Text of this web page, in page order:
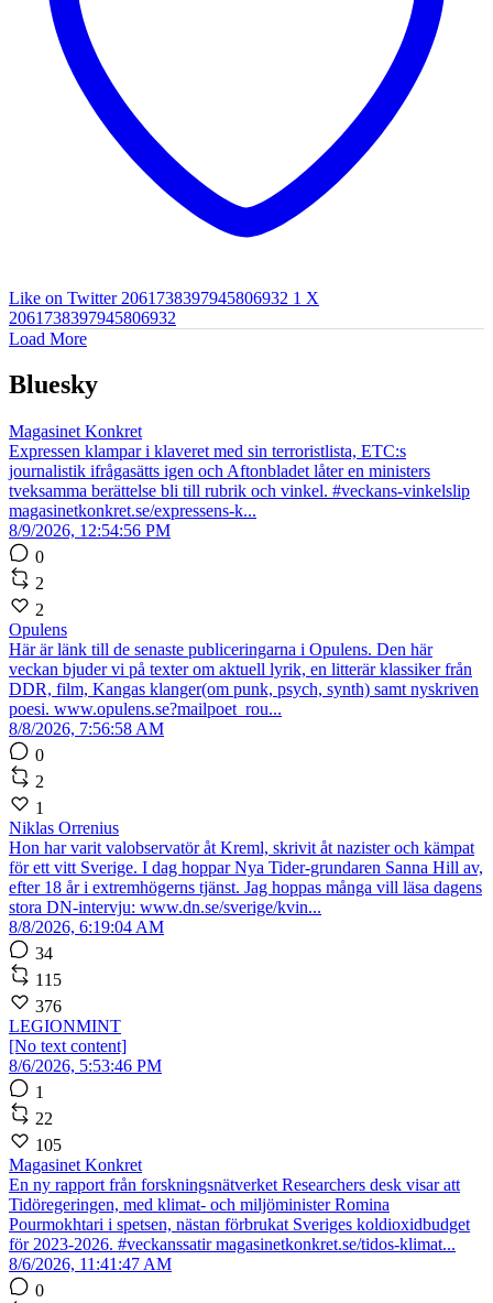
Like on Twitter 2061738397945806932 1 X
2061738397945806932
Load More
Bluesky
Magasinet Konkret
Expressen klampar i klaveret med sin terroristlista, ETC:s
journalistik ifrågasätts igen och Aftonbladet låter en ministers
tveksamma berättelse bli till rubrik och vinkel. #veckans-vinkelslip
magasinetkonkret.se/expressens-k...
8/9/2026, 12:54:56 PM
0
2
2
Opulens
Här är länk till de senaste publiceringarna i Opulens. Den här
veckan bjuder vi på texter om aktuell lyrik, en litterär klassiker från
DDR, film, Kangas klanger(om punk, psych, synth) samt nyskriven
poesi. www.opulens.se?mailpoet_rou...
8/8/2026, 7:56:58 AM
0
2
1
Niklas Orrenius
Hon har varit valobservatör åt Kreml, skrivit åt nazister och kämpat
för ett vitt Sverige. I dag hoppar Nya Tider-grundaren Sanna Hill av,
efter 18 år i extremhögerns tjänst. Jag hoppas många vill läsa dagens
stora DN-intervju: www.dn.se/sverige/kvin...
8/8/2026, 6:19:04 AM
34
115
376
LEGIONMINT
[No text content]
8/6/2026, 5:53:46 PM
1
22
105
Magasinet Konkret
En ny rapport från forskningsnätverket Researchers desk visar att
Tidöregeringen, med klimat- och miljöminister Romina
Pourmokhtari i spetsen, nästan förbrukat Sveriges koldioxidbudget
för 2023-2026. #veckanssatir magasinetkonkret.se/tidos-klimat...
8/6/2026, 11:41:47 AM
0